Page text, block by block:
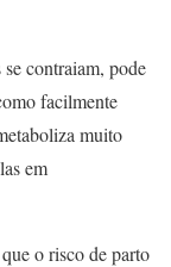
contraiam, pode
facilmente
muito
em
o risco de parto